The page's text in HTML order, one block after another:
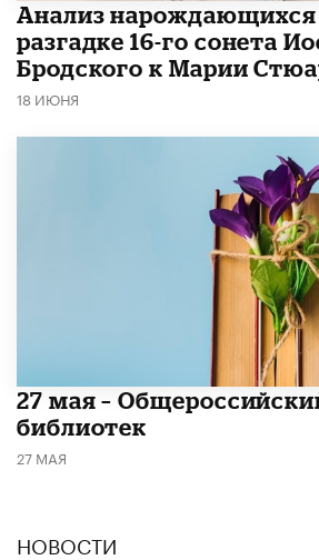
Анализ нарождающихся
разгадке 16-го сонета
Бродского к Марии
18 ИЮНЯ
​27 мая –
библиотек
27 МАЯ
НОВОСТИ